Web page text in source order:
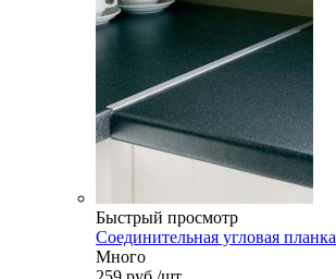
Быстрый просмотр
Соединительная угловая планка
Много